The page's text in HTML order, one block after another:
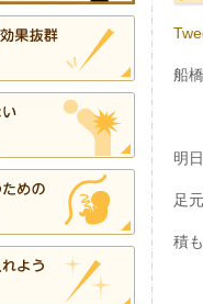
船
明
足
積